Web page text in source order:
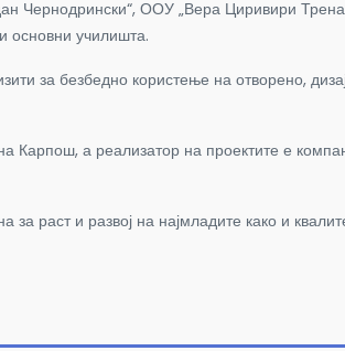
Чернодрински“, ООУ „Вера Циривири
основни училишта.
за безбедно користење на отворено,
Карпош, а реализатор на проектите е
раст и развој на најмладите како и